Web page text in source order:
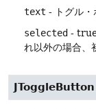
text - トグル・
selected - true
れ以外の場合、
JToggleButton